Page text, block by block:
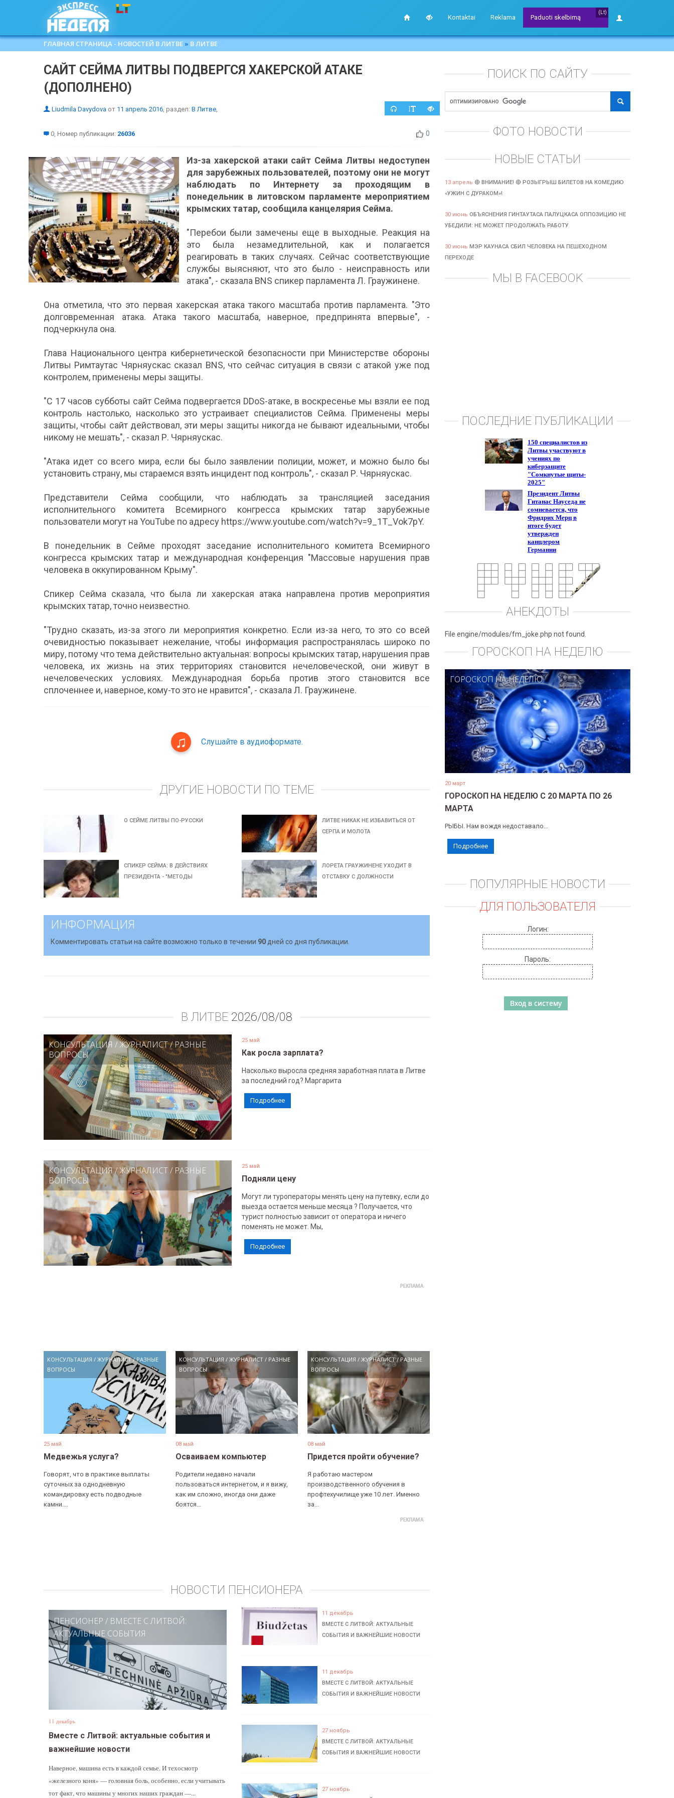
Kontaktai Reklama
(Lt)
Paduoti skelbimą
ГЛАВНАЯ СТРАНИЦА - НОВОСТЕЙ В ЛИТВЕ » В ЛИТВЕ
САЙТ CЕЙМА ЛИТВЫ ПОДВЕРГСЯ ХАКЕРСКОЙ АТАКЕ
(ДОПОЛНЕНО)
Liudmila Davydova от 11 апрель 2016, раздел: В Литве,
0, Номер публикации: 26036 0
Из-за хакерской атаки сайт Cейма Литвы недоступен
для зарубежных пользователей, поэтому они не могут
наблюдать по Интернету за проходящим в
понедельник в литовском парламенте мероприятием
крымских татар, сообщила канцелярия Cейма.
"Перебои были замечены еще в выходные. Реакция на
это была незамедлительной, как и полагается
реагировать в таких случаях. Сейчас соответствующие
службы выясняют, что это было - неисправность или
атака", - сказала BNS спикер парламента Л. Граужинене.
Она отметила, что это первая хакерская атака такого масштаба против парламента. "Это
долговременная атака. Атака такого масштаба, наверное, предпринята впервые", -
подчеркнула она.
Глава Национального центра кибернетической безопасности при Министерстве обороны
Литвы Римтаутас Чярняускас сказал BNS, что сейчас ситуация в связи с атакой уже под
контролем, применены меры защиты.
"С 17 часов субботы сайт Сейма подвергается DDoS-атаке, в воскресенье мы взяли ее под
контроль настолько, насколько это устраивает специалистов Сейма. Применены меры
защиты, чтобы сайт действовал, эти меры защиты никогда не бывают идеальными, чтобы
никому не мешать", - сказал Р. Чярняускас.
"Атака идет со всего мира, если бы было заявлении полиции, может, и можно было бы
установить страну, мы стараемся взять инцидент под контроль", - сказал Р. Чярняускас.
Представители Сейма сообщили, что наблюдать за трансляцией заседания
исполнительного комитета Всемирного конгресса крымских татар зарубежные
пользователи могут на YouTube по адресу https://www.youtube.com/watch?v=9_1T_Vok7pY.
В понедельник в Сейме проходят заседание исполнительного комитета Всемирного
конгресса крымских татар и международная конференция "Массовые нарушения прав
человека в оккупированном Крыму".
Спикер Сейма сказала, что была ли хакерская атака направлена против мероприятия
крымских татар, точно неизвестно.
"Трудно сказать, из-за этого ли мероприятия конкретно. Если из-за него, то это со всей
очевидностью показывает нежелание, чтобы информация распространялась широко по
миру, потому что тема действительно актуальная: вопросы крымских татар, нарушения прав
человека, их жизнь на этих территориях становится нечеловеческой, они живут в
нечеловеческих условиях. Международная борьба против этого становится все
сплоченнее и, наверное, кому-то это не нравится", - сказала Л. Граужинене.
Слушайте в аудиоформате.
ДРУГИЕ НОВОСТИ ПО ТЕМЕ
О СЕЙМЕ ЛИТВЫ ПО-РУССКИ
ЛИТВЕ НИКАК НЕ ИЗБАВИТЬСЯ ОТ
СЕРПА И МОЛОТА
СПИКЕР СЕЙМА: В ДЕЙСТВИЯХ
ПРЕЗИДЕНТА - "МЕТОДЫ
ЛОРЕТА ГРАУЖИНЕНЕ УХОДИТ В
ОТСТАВКУ С ДОЛЖНОСТИ
ИНФОРМАЦИЯ
Комментировать статьи на сайте возможно только в течении 90 дней со дня публикации.
В ЛИТВЕ 2026/08/08
КОНСУЛЬТАЦИЯ /ЖУРНАЛИСТ/РАЗНЫЕ
ВОПРОСЫ
25 май
Как росла зарплата?
Насколько выросла средняя заработная плата в Литве
за последний год? Маргарита
Подробнее
КОНСУЛЬТАЦИЯ/ЖУРНАЛИСТ/ РАЗНЫЕ
ВОПРОСЫ
25 май
Подняли цену
Могут ли туроператоры менять цену на путевку, если до
выезда остается меньше месяца ? Получается, что
турист полностью зависит от оператора и ничего
поменять не может. Мы,
Подробнее
КОНСУЛЬТАЦИЯ / ЖУРНАЛИСТ/РАЗНЫЕ
ВОПРОСЫ
25 май
Медвежья услуга?
Говорят, что в практике выплаты
суточных за однодневную
командировку есть подводные
камни....
КОНСУЛЬТАЦИЯ /ЖУРНАЛИСТ / РАЗНЫЕ
ВОПРОСЫ
08 май
Осваиваем компьютер
Родители недавно начали
пользоваться интернетом, и я вижу,
как им сложно, иногда они даже
боятся...
КОНСУЛЬТАЦИЯ /ЖУРНАЛИСТ/ РАЗНЫЕ
ВОПРОСЫ
08 май
Придется пройти обучение?
Я работаю мастером
производственного обучения в
профтехучилище уже 10 лет. Именно
за...
НОВОСТИ ПЕНСИОНЕРА
ПЕНСИОНЕР / ВМЕСТЕ С ЛИТВОЙ:
АКТУАЛЬНЫЕ СОБЫТИЯ
11 декабрь
Вместе с Литвой: актуальные события и
важнейшие новости
Наверное, машина есть в каждой семье. И техосмотр
«железного коня» — головная боль, особенно, если учитывать
тот факт, что машины у многих наших граждан —...
11 декабрь
ВМЕСТЕ С ЛИТВОЙ: АКТУАЛЬНЫЕ
СОБЫТИЯ И ВАЖНЕЙШИЕ НОВОСТИ
11 декабрь
ВМЕСТЕ С ЛИТВОЙ: АКТУАЛЬНЫЕ
СОБЫТИЯ И ВАЖНЕЙШИЕ НОВОСТИ
27 ноябрь
ВМЕСТЕ С ЛИТВОЙ: АКТУАЛЬНЫЕ
СОБЫТИЯ И ВАЖНЕЙШИЕ НОВОСТИ
27 ноябрь
ПОИСК ПО САЙТУ
ФОТО НОВОСТИ
НОВЫЕ СТАТЬИ
13 апрель 🔴 ВНИМАНИЕ! 🔴 РОЗЫГРЫШ БИЛЕТОВ НА КОМЕДИЮ
«УЖИН С ДУРАКОМ»!
30 июнь ОБЪЯСНЕНИЯ ГИНТАУТАСА ПАЛУЦКАСА ОППОЗИЦИЮ НЕ
УБЕДИЛИ: НЕ МОЖЕТ ПРОДОЛЖАТЬ РАБОТУ
30 июнь МЭР КАУНАСА СБИЛ ЧЕЛОВЕКА НА ПЕШЕХОДНОМ
ПЕРЕХОДЕ
МЫ В FACEBOOK
ПОСЛЕДНИЕ ПУБЛИКАЦИИ
АНЕКДОТЫ
File engine/modules/fm_joke.php not found.
ГОРОСКОП НА НЕДЕЛЮ
ГОРОСКОП НА НЕДЕЛЮ
20 март
ГОРОСКОП НА НЕДЕЛЮ С 20 МАРТА ПО 26
МАРТА
РЫБЫ. Нам вождя недоставало...
Подробнее
ПОПУЛЯРНЫЕ НОВОСТИ
ДЛЯ ПОЛЬЗОВАТЕЛЯ
Логин:
Пароль: